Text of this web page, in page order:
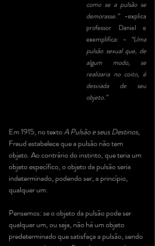
como se a pulsão se
demorasse.” -explica
professor Daniel e
exemplifica: - “Uma
pulsão sexual que, de
algum modo, se
realizaria no coito, é
desviada de seu
objeto.”
Em 1915, no texto A Pulsão e seus Destinos,
Freud estabelece que a pulsão não tem
objeto. Ao contrário do instinto, que teria um
objeto específico, o objeto da pulsão seria
indeterminado, podendo ser, a princípio,
qualquer um.
Pensemos: se o objeto da pulsão pode ser
qualquer um, ou seja, não há um objeto
predeterminado que satisfaça a pulsão, sendo